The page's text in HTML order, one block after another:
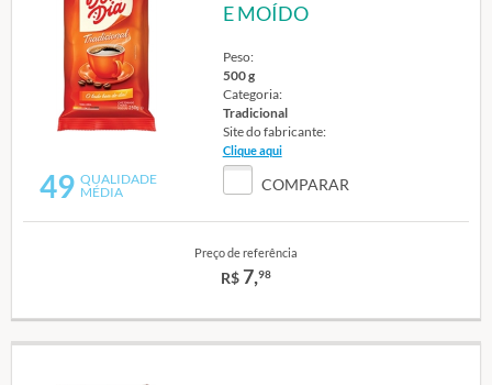
49 QUALIDADE
MÉDIA
E MOÍDO
Peso:
500 g
Categoria:
Tradicional
Site do fabricante:
Clique aqui
COMPARAR
Preço de referência
R$7,98